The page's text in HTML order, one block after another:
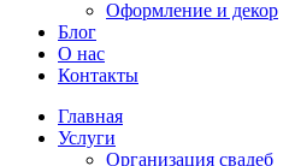
Оформление и декор
Блог
О нас
Контакты
Главная
Услуги
Организация свадеб